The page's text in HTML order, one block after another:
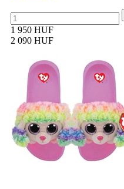
1 950 HUF
2 090 HUF